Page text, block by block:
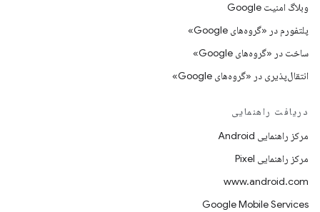
وبلاگ امنیت Google
پلتفورم در «گروه‌های Google»
ساخت در «گروه‌های Google»
انتقال‌پذیری در «گروه‌های Google»
دریافت راهنمایی
مرکز راهنمایی Android
مرکز راهنمایی Pixel
www.android.com
Google Mobile Services